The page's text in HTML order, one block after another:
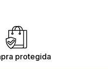
protegida